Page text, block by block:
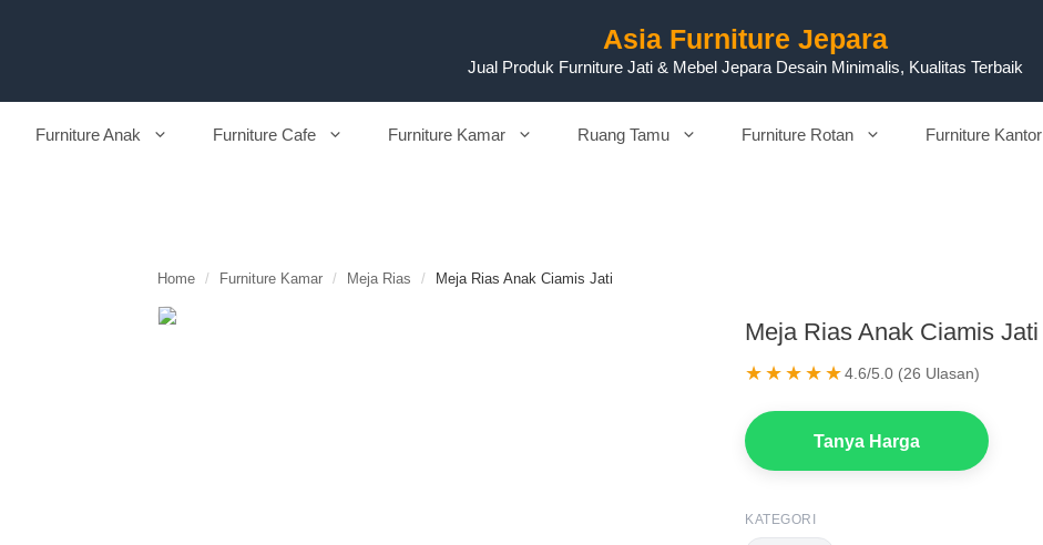
Asia Furniture Jepara
Jual Produk Furniture Jati & Mebel Jepara Desain Minimalis, Kualitas Terbaik
Furniture Anak Furniture Cafe Furniture Kamar Ruang Tamu Furniture Rotan Furniture Kantor
Home / Furniture Kamar / Meja Rias / Meja Rias Anak Ciamis Jati
Meja Rias Anak Ciamis Jati
★★★★★4.6/5.0 (26 Ulasan)
Tanya Harga
KATEGORI